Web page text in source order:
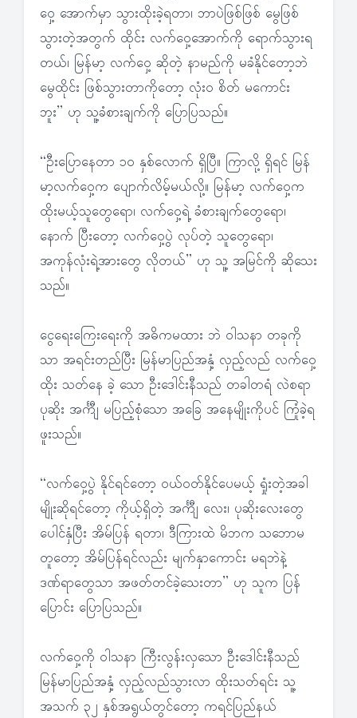
ဝှေ့ အောက်မှာ သွားထိုးခဲ့ရတာ၊ ဘာပဲဖြစ်ဖြစ် မွေဖြစ်
သွားတဲ့အတွက် ထိုင်း လက်ဝှေ့အောက်ကို ရောက်သွားရ
တယ်၊ မြန်မာ့ လက်ဝှေ့ ဆိုတဲ့ နာမည်ကို မခံနိုင်တော့ဘဲ
မွေထိုင်း ဖြစ်သွားတာကိုတော့ လုံးဝ စိတ် မကောင်း
ဘူး” ဟု သူ့ခံစားချက်ကို ပြောပြသည်။
“ဦးပြောနေတာ ၁၀ နှစ်လောက် ရှိပြီ။ ကြာလို့ ရှိရင် မြန်
မာ့လက်ဝှေ့က ပျောက်လိမ့်မယ်လို့။ မြန်မာ့ လက်ဝှေ့က
ထိုးမယ့်သူတွေရော၊ လက်ဝှေ့ရဲ့ ခံစားချက်တွေရော၊
နောက် ပြီးတော့ လက်ဝှေ့ပွဲ လုပ်တဲ့ သူတွေရော၊
အကုန်လုံးရဲ့အားတွေ လိုတယ်” ဟု သူ့ အမြင်ကို ဆိုသေး
သည်။
ငွေရေးကြေးရေးကို အဓိကမထား ဘဲ ဝါသနာ တခုကို
သာ အရင်းတည်ပြီး မြန်မာပြည်အနှံ့ လှည့်လည် လက်ဝှေ့
ထိုး သတ်နေ ခဲ့ သော ဦးဒေါင်းနီသည် တခါတရံ လဲစရာ
ပုဆိုး အင်္ကျီ မပြည့်စုံသော အခြေ အနေမျိုးကိုပင် ကြုံခဲ့ရ
ဖူးသည်။
“လက်ဝှေ့ပွဲ နိုင်ရင်တော့ ဝယ်ဝတ်နိုင်ပေမယ့် ရှုံးတဲ့အခါ
မျိုးဆိုရင်တော့ ကိုယ့်ရှိတဲ့ အင်္ကျီ လေး၊ ပုဆိုးလေးတွေ
ပေါင်နှံပြီး အိမ်ပြန် ရတာ၊ ဒီကြားထဲ မိဘက သဘောမ
တူတော့ အိမ်ပြန်ရင်လည်း မျက်နှာကောင်း မရဘဲနဲ့
ဒဏ်ရာတွေသာ အဖတ်တင်ခဲ့သေးတာ” ဟု သူက ပြန်
ပြောင်း ပြောပြသည်။
လက်ဝှေ့ကို ဝါသနာ ကြီးလွန်းလှသော ဦးဒေါင်းနီသည်
မြန်မာပြည်အနှံ့ လှည့်လည်သွားလာ ထိုးသတ်ရင်း သူ့
အသက် ၃၂ နှစ်အရွယ်တွင်တော့ ကရင်ပြည်နယ်